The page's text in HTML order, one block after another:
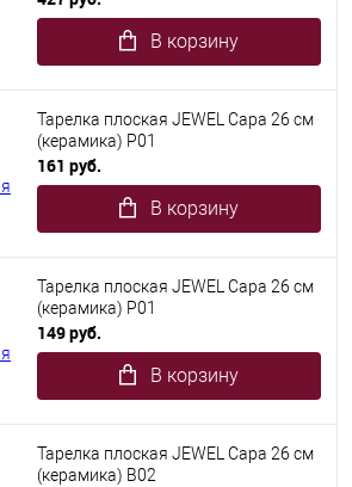
В корзину
Тарелка плоская JEWEL Сара 26 см
(керамика) P01
161 руб.
В корзину
Тарелка плоская JEWEL Сара 26 см
(керамика) P01
149 руб.
В корзину
Тарелка плоская JEWEL Сара 26 см
(керамика) B02